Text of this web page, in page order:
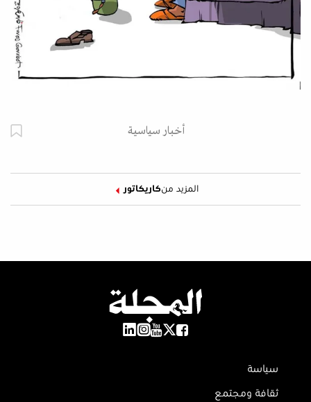
أخبار سياسية
المزيد منكاريكاتور
سياسة
ثقافة ومجتمع